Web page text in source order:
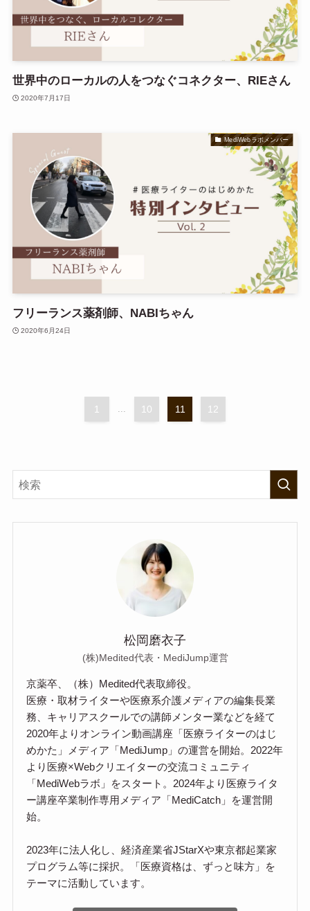
世界中のローカルの人をつなぐコネクター、RIEさん
2020年7月17日
MediWebラボメンバー
フリーランス薬剤師、NABIちゃん
2020年6月24日
1 10 11 12
松岡磨衣子
(株)Medited代表・MediJump運営
京薬卒、（株）Medited代表取締役。
医療・取材ライターや医療系介護メディアの編集長業
務、キャリアスクールでの講師メンター業などを経て
2020年よりオンライン動画講座「医療ライターのはじ
めかた」メディア「MediJump」の運営を開始。2022年
より医療×Webクリエイターの交流コミュニティ
「MediWebラボ」をスタート。2024年より医療ライタ
ー講座卒業制作専用メディア「MediCatch」を運営開
始。
2023年に法人化し、経済産業省JStarXや東京都起業家
プログラム等に採択。「医療資格は、ずっと味方」を
テーマに活動しています。